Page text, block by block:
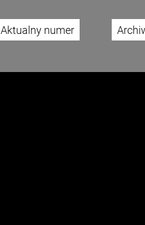
Aktualny numer